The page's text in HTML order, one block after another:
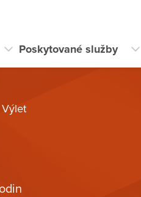
Poskytované služby
Výlet